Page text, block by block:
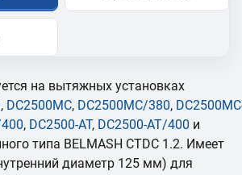
на вытяжных установках
, DC2500MC, DC2500MC/380,
, DC2500-AT, DC2500-AT/400 и
типа BELMASH CTDC 1.2. Имеет
диаметр 125 мм) для